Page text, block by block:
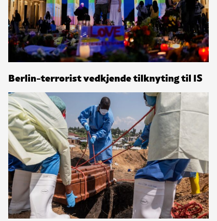
Berlin-terrorist vedkjende tilknyting til IS